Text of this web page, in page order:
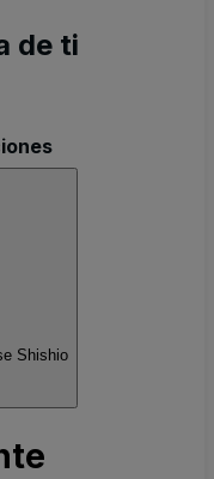
de ti
Shishio